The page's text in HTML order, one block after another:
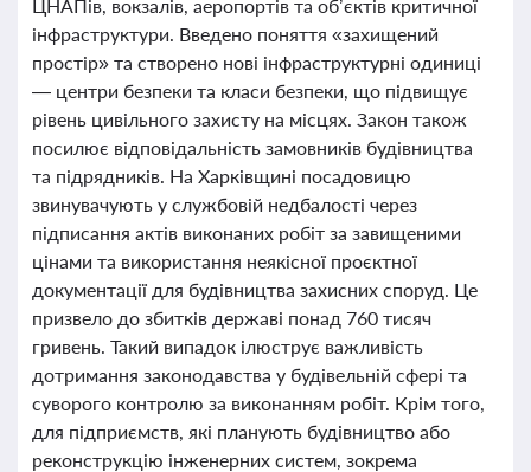
ЦНАПів, вокзалів, аеропортів та об’єктів критичної
інфраструктури. Введено поняття «захищений
простір» та створено нові інфраструктурні одиниці
— центри безпеки та класи безпеки, що підвищує
рівень цивільного захисту на місцях. Закон також
посилює відповідальність замовників будівництва
та підрядників. На Харківщині посадовицю
звинувачують у службовій недбалості через
підписання актів виконаних робіт за завищеними
цінами та використання неякісної проєктної
документації для будівництва захисних споруд. Це
призвело до збитків державі понад 760 тисяч
гривень. Такий випадок ілюструє важливість
дотримання законодавства у будівельній сфері та
суворого контролю за виконанням робіт. Крім того,
для підприємств, які планують будівництво або
реконструкцію інженерних систем, зокрема